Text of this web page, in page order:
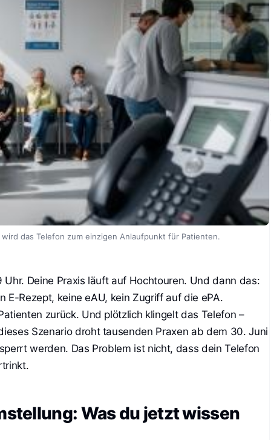
das Telefon zum einzigen Anlaufpunkt für Patienten.
Deine Praxis läuft auf Hochtouren. Und dann das:
E-Rezept, keine eAU, kein Zugriff auf die ePA.
zurück. Und plötzlich klingelt das Telefon –
Szenario droht tausenden Praxen ab dem 30. Juni
werden. Das Problem ist nicht, dass dein Telefon
Was du jetzt wissen